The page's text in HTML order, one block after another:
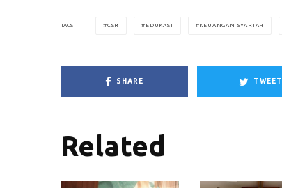
TAGS CSR EDUKASI KEUANGAN SYARIAH
SHARE TWEET
Related